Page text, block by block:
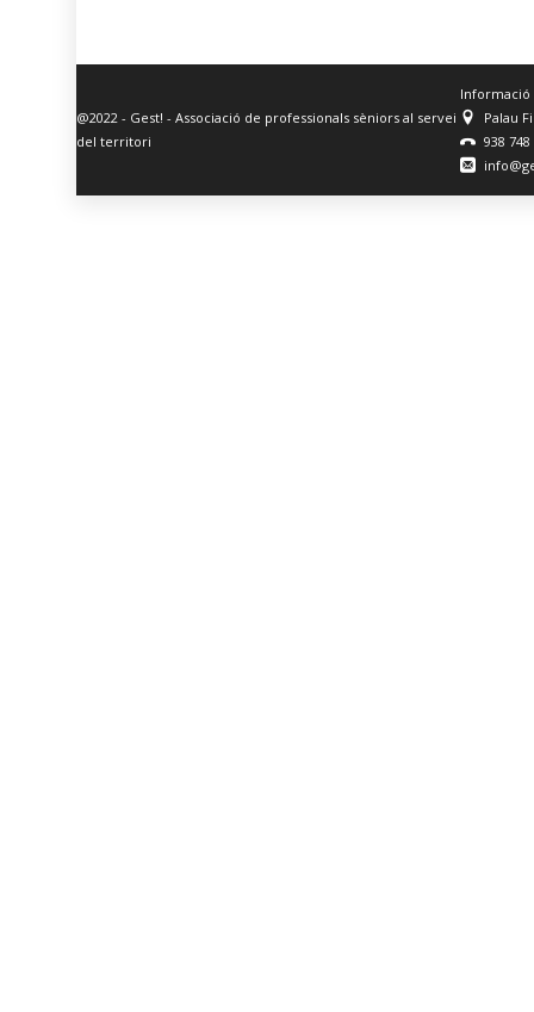
@2022 - Gest! - Associació de professionals sèniors al servei
del territori
Informació
Palau
938 748